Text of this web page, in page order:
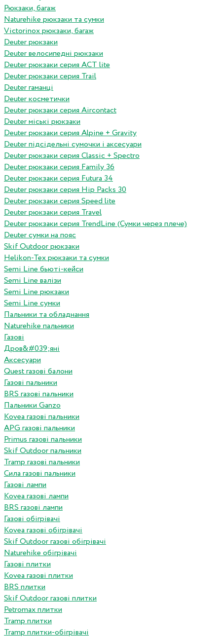
Рюкзаки, багаж
Naturehike рюкзаки та сумки
Victorinox рюкзаки, багаж
Deuter рюкзаки
Deuter велосипедні рюкзаки
Deuter рюкзаки серия ACT lite
Deuter рюкзаки серия Trail
Deuter гаманці
Deuter косметички
Deuter рюкзаки серия Aircontact
Deuter міські рюкзаки
Deuter рюкзаки серия Alpine + Gravity
Deuter підсідельні сумочки і аксесуари
Deuter рюкзаки серия Classic + Spectro
Deuter рюкзаки серия Family 36
Deuter рюкзаки серия Futura 34
Deuter рюкзаки серия Hip Packs 30
Deuter рюкзаки серия Speed lite
Deuter рюкзаки серия Travel
Deuter рюкзаки серия TrendLine (Сумки через плече)
Deuter сумки на пояс
Skif Outdoor рюкзаки
Helikon-Tex рюкзаки та сумки
Semi Line бьюті-кейси
Semi Line валізи
Semi Line рюкзаки
Semi Line сумки
Пальники та обладнання
Naturehike пальники
Газові
Дров&#039;яні
Аксесуари
Quest газові балони
Газові пальники
BRS газові пальники
Пальники Ganzo
Kovea газові пальники
APG газові пальники
Primus газові пальники
Skif Outdoor пальники
Tramp газові пальники
Сила газові пальники
Газові лампи
Kovea газові лампи
BRS газові лампи
Газові обігрівачі
Kovea газові обігрівачі
Skif Outdoor газові обігрівачі
Naturehike обігрівачі
Газові плитки
Kovea газові плитки
BRS плитки
Skif Outdoor газові плитки
Petromax плитки
Tramp плитки
Tramp плитки-обігрівачі